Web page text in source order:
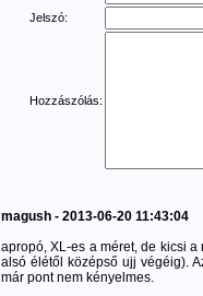
Jelszó:
Hozzászólás:
magush - 2013-06-20 11:43:04
apropó, XL-es a méret, de kicsi
alsó élétől középső ujj végéig).
már pont nem kényelmes.